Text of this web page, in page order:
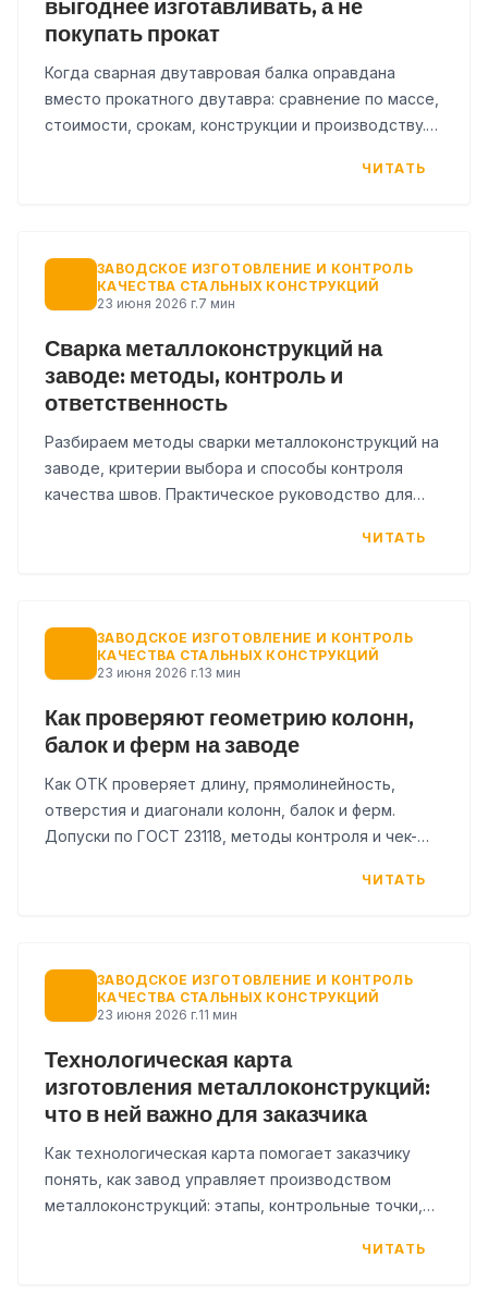
выгоднее изготавливать, а не
покупать прокат
Когда сварная двутавровая балка оправдана
вместо прокатного двутавра: сравнение по массе,
стоимости, срокам, конструкции и производству.
ЧИТАТЬ
ЗАВОДСКОЕ ИЗГОТОВЛЕНИЕ И КОНТРОЛЬ
КАЧЕСТВА СТАЛЬНЫХ КОНСТРУКЦИЙ
23 июня 2026 г.7 мин
Сварка металлоконструкций на
заводе: методы, контроль и
ответственность
Разбираем методы сварки металлоконструкций на
заводе, критерии выбора и способы контроля
качества швов. Практическое руководство для
ЧИТАТЬ
ЗАВОДСКОЕ ИЗГОТОВЛЕНИЕ И КОНТРОЛЬ
КАЧЕСТВА СТАЛЬНЫХ КОНСТРУКЦИЙ
23 июня 2026 г.13 мин
Как проверяют геометрию колонн,
балок и ферм на заводе
Как ОТК проверяет длину, прямолинейность,
отверстия и диагонали колонн, балок и ферм.
Допуски по ГОСТ 23118, методы контроля и чек-
ЧИТАТЬ
ЗАВОДСКОЕ ИЗГОТОВЛЕНИЕ И КОНТРОЛЬ
КАЧЕСТВА СТАЛЬНЫХ КОНСТРУКЦИЙ
23 июня 2026 г.11 мин
Технологическая карта
изготовления металлоконструкций:
что в ней важно для заказчика
Как технологическая карта помогает заказчику
понять, как завод управляет производством
металлоконструкций: этапы, контрольные точки,
ЧИТАТЬ